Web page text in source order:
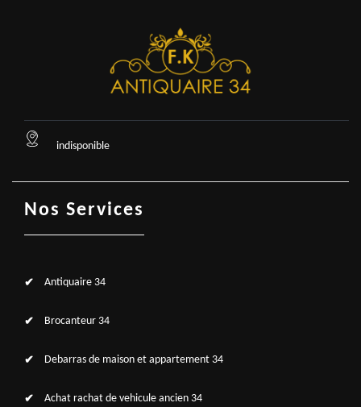
indisponible
Nos Services
Antiquaire 34
Brocanteur 34
Debarras de maison et appartement 34
Achat rachat de vehicule ancien 34